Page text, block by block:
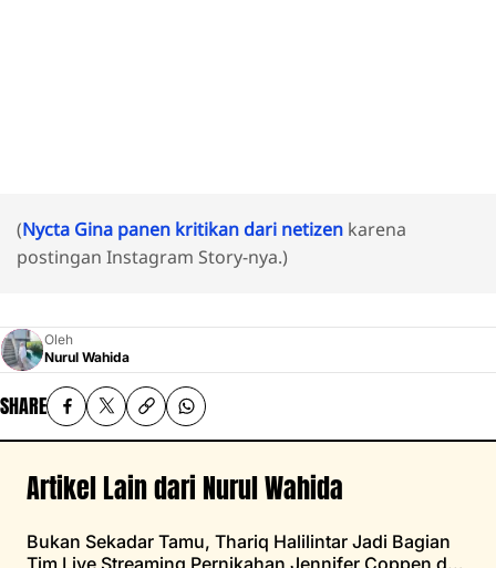
(Nycta Gina panen kritikan dari netizen karena
postingan Instagram Story-nya.)
Oleh
Nurul Wahida
SHARE
Artikel Lain dari Nurul Wahida
Bukan Sekadar Tamu, Thariq Halilintar Jadi Bagian
Tim Live Streaming Pernikahan Jennifer Coppen dan